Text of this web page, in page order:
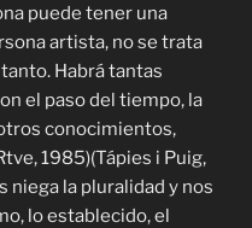
puede tener una
artista, no se trata
Habrá tantas
el paso del tiempo, la
conocimientos,
1985)(Tápies i Puig,
niega la pluralidad y nos
lo establecido, el